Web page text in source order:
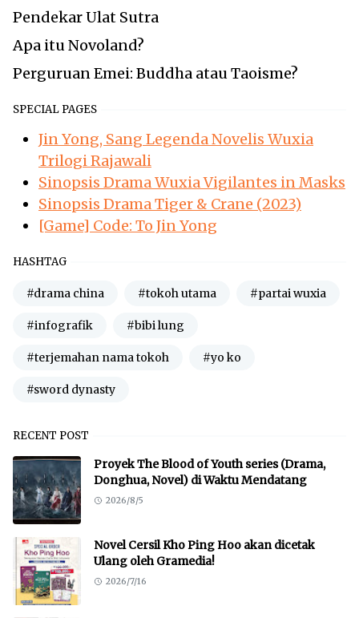
Pendekar Ulat Sutra
Apa itu Novoland?
Perguruan Emei: Buddha atau Taoisme?
SPECIAL PAGES
Jin Yong, Sang Legenda Novelis Wuxia
Trilogi Rajawali
Sinopsis Drama Wuxia Vigilantes in Masks
Sinopsis Drama Tiger & Crane (2023)
[Game] Code: To Jin Yong
HASHTAG
#drama china #tokoh utama #partai wuxia
#infografik #bibi lung
#terjemahan nama tokoh #yo ko
#sword dynasty
RECENT POST
Proyek The Blood of Youth series (Drama,
Donghua, Novel) di Waktu Mendatang
2026/8/5
Novel Cersil Kho Ping Hoo akan dicetak
Ulang oleh Gramedia!
2026/7/16